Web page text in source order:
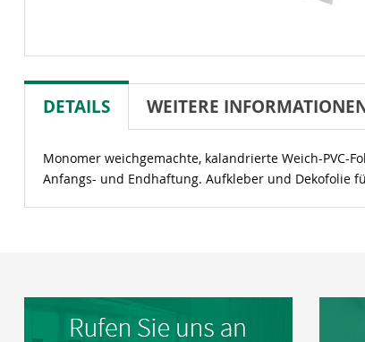
DETAILS WEITERE
Monomer weichgemachte, kalandrierte Weich-
Anfangs- und Endhaftung. Aufkleber und Dekofolie